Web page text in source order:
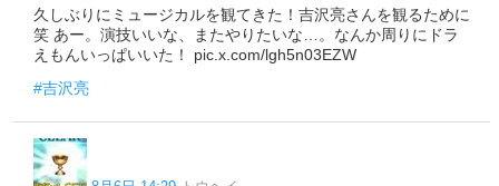
久しぶりにミュージカルを観てきた！吉沢亮さんを観るために
笑 あー。演技いいな、またやりたいな…。なんか周りにドラ
えもんいっぱいいた！ pic.x.com/lgh5n03EZW
#吉沢亮